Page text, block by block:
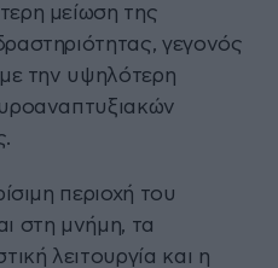
μείωση της
γεγονός
την υψηλότερη
περιοχή του
στη μνήμη, τα
λειτουργία και η